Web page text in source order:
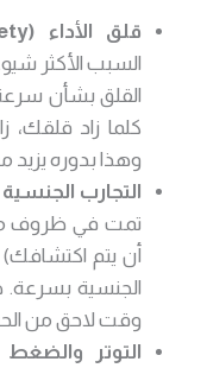
قلق الأداء (Performance Anxiety):
السبب الأكثر
القلق بشأن
كلما زاد قلقك،
وهذا بدوره يزيد
التجارب
تمت في ظروف
أن يتم اكتشافك)
الجنسية بسرعة.
وقت لاحق من
التوتر